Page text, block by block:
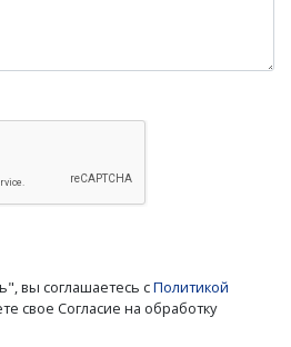
вы соглашаетесь сПолитикой
свое Согласие на обработку